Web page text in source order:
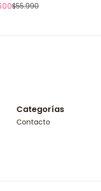
$55.990
Categorías
Contacto